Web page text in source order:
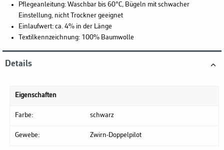
Pflegeanleitung: Waschbar bis 60°C, Bügeln mit schwacher
Einstellung, nicht Trockner geeignet
Einlaufwert: ca. 4% in der Länge
Textilkennzeichnung: 100% Baumwolle
Details
Eigenschaften
Farbe: schwarz
Gewebe: Zwirn-Doppelpilot